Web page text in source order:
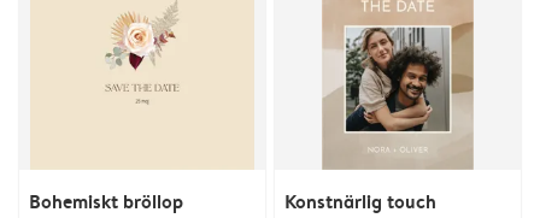
Bohemiskt bröllop Konstnärlig touch